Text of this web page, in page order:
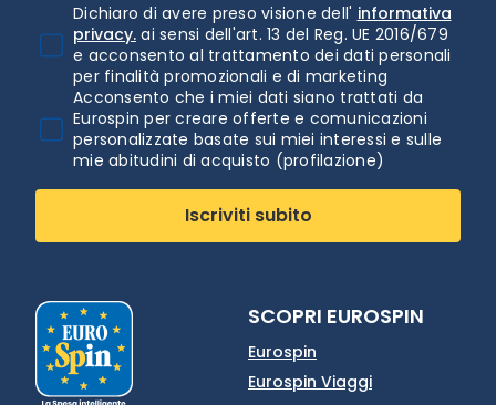
Dichiaro di avere preso visione dell' informativa
privacy. ai sensi dell'art. 13 del Reg. UE 2016/679
e acconsento al trattamento dei dati personali
per finalità promozionali e di marketing
Acconsento che i miei dati siano trattati da
Eurospin per creare offerte e comunicazioni
personalizzate basate sui miei interessi e sulle
mie abitudini di acquisto (profilazione)
Iscriviti subito
SCOPRI EUROSPIN
Eurospin
Eurospin Viaggi